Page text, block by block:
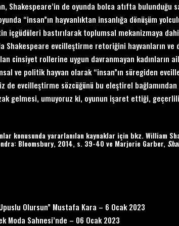
de oyunda bolca atıfta bulunduğu
“insan”ın hayvanlıktan insanlığa dönüşüm
içgüdüleri bastırılarak toplumsal mekanizmaya
Shakespeare evcilleştirme retoriğini hayvanların ve
cinsiyet rollerine uygun davranmayan kadınların
ve politik hayvan olarak “insan”ın süregiden
evcilleştirme sözcüğünü bu eleştirel
gelmesi, umuyoruz ki, oyunun işaret ettiği,
konusunda yararlanılan kaynaklar için bkz. William
Bloomsbury, 2014, s. 39-40 ve Marjorie Garber,
Olursun” Mustafa Kara – 6 Ocak 2023
Moda Sahnesi’nde – 06 Ocak 2023